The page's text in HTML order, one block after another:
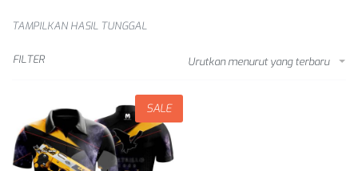
TAMPILKAN HASIL TUNGGAL
Urutkan menurut yang terbaru
FILTER
SALE